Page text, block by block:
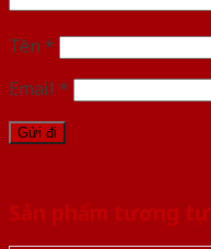
Tên *
Email *
Sản phẩm tương tự